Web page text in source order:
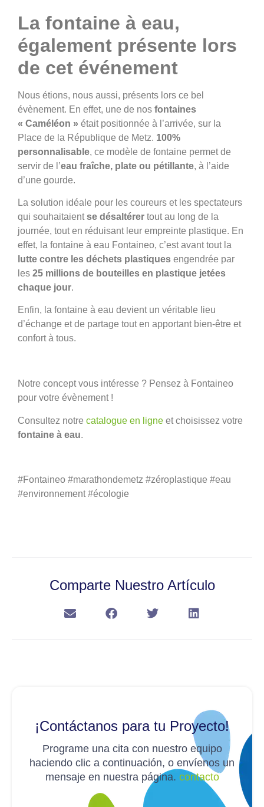
La fontaine à eau,
également présente lors
de cet événement
Nous étions, nous aussi, présents lors ce bel
évènement. En effet, une de nos fontaines
« Caméléon » était positionnée à l’arrivée, sur la
Place de la République de Metz. 100%
personnalisable, ce modèle de fontaine permet de
servir de l’eau fraîche, plate ou pétillante, à l’aide
d’une gourde.
La solution idéale pour les coureurs et les spectateurs
qui souhaitaientse désaltérer tout au long de la
journée, tout en réduisant leur empreinte plastique. En
effet, la fontaine à eau Fontaineo, c’est avant tout la
lutte contre les déchets plastiques engendrée par
les 25 millions de bouteilles en plastique jetées
chaque jour.
Enfin, la fontaine à eau devient un véritable lieu
d’échange et de partage tout en apportant bien-être et
confort à tous.
Notre concept vous intéresse ? Pensez à Fontaineo
pour votre évènement !
Consultez notre catalogue en ligne et choisissez votre
fontaine à eau.
#Fontaineo #marathondemetz #zéroplastique #eau
#environnement #écologie
Comparte Nuestro Artículo
¡Contáctanos para tu Proyecto!
Programe una cita con nuestro equipo
haciendo clic a continuación, o envíenos un
mensaje en nuestra página. contacto